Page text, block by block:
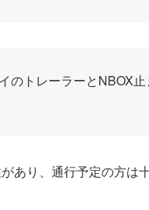
のトレーラーとNBOX
あり、通行予定の方は